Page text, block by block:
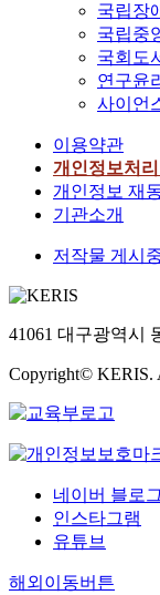
국립장
국립중
국회도
연구윤
사이언
이용약관
개인정보처
개인정보 재
기관소개
저작물 게시
41061 대구광역시
Copyright© KERIS.
네이버 블로
인스타그램
유튜브
해외이동버튼